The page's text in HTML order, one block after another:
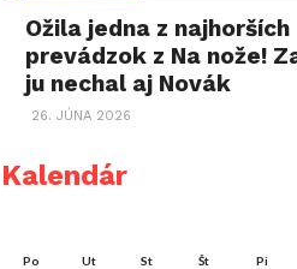
Ožila jedna z najhorších
prevádzok z Na nože!
ju nechal aj Novák
26. JÚNA 2026
Kalendár
Po Ut St Št Pi